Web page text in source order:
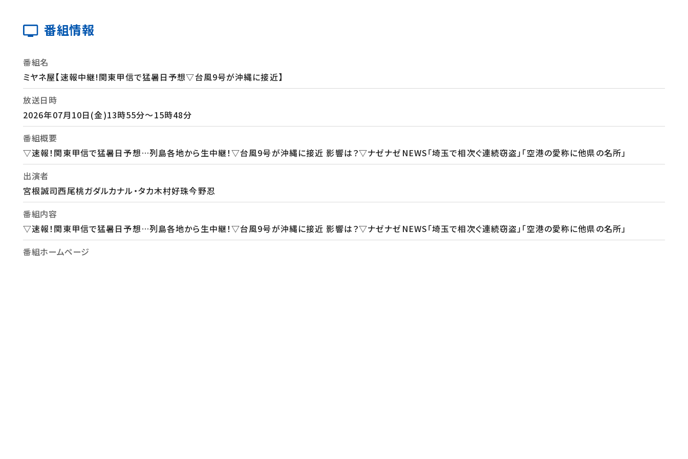
番組情報
番組名
ミヤネ屋【速報中継!関東甲信で猛暑日予想▽台風9号が沖縄に接近】
放送日時
2026年07月10日(金)13時55分～15時48分
番組概要
▽速報！関東甲信で猛暑日予想…列島各地から生中継！▽台風9号が沖縄に接近 影響は？▽ナゼナゼNEWS「埼玉で相次ぐ連続窃盗」「空港の愛称に他県の名所」
出演者
宮根誠司西尾桃ガダルカナル・タカ木村好珠今野忍
番組内容
▽速報！関東甲信で猛暑日予想…列島各地から生中継！▽台風9号が沖縄に接近 影響は？▽ナゼナゼNEWS「埼玉で相次ぐ連続窃盗」「空港の愛称に他県の名所」
番組ホームページ